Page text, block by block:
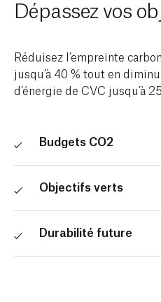
Dépassez vos
Réduisez l’empreinte
jusqu’à 40 % tout en
d’énergie de CVC jusqu’à
Budgets CO2
seuils grâce à des bilans
bâtiment.
Objectifs verts
à la réalisation
contribuez aux
Durabilité future